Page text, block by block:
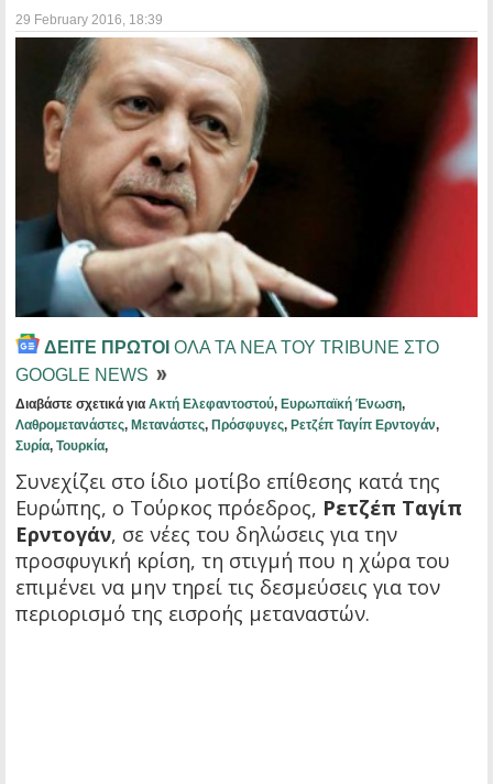
29 February 2016 , 18:39
ΔΕΙΤΕ ΠΡΩΤΟΙ ΟΛΑ ΤΑ ΝΕΑ ΤΟΥ TRIBUNE ΣΤΟ
GOOGLE NEWS
Διαβάστε σχετικά για Ακτή Ελεφαντοστού, Ευρωπαϊκή Ένωση,
Λαθρομετανάστες, Μετανάστες, Πρόσφυγες, Ρετζέπ Ταγίπ Ερντογάν,
Συρία, Τουρκία,
Συνεχίζει στο ίδιο μοτίβο επίθεσης κατά της
Ευρώπης, ο Τούρκος πρόεδρος, Ρετζέπ Ταγίπ
Ερντογάν, σε νέες του δηλώσεις για την
προσφυγική κρίση, τη στιγμή που η χώρα του
επιμένει να μην τηρεί τις δεσμεύσεις για τον
περιορισμό της εισροής μεταναστών.